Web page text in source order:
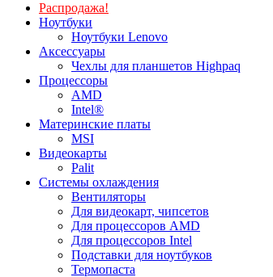
Распродажа!
Ноутбуки
Ноутбуки Lenovo
Аксессуары
Чехлы для планшетов Highpaq
Процессоры
AMD
Intel®
Материнские платы
MSI
Видеокарты
Palit
Системы охлаждения
Вентиляторы
Для видеокарт, чипсетов
Для процессоров AMD
Для процессоров Intel
Подставки для ноутбуков
Термопаста